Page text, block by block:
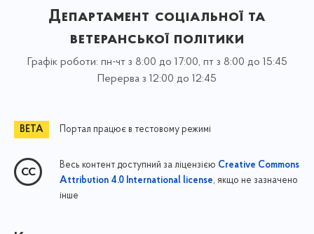
Департамент соціальної та
ветеранської політики
Графік роботи: пн-чт з 8:00 до 17:00, пт з 8:00 до 15:45
Перерва з 12:00 до 12:45
Портал працює в тестовому режимі
Весь контент доступний за ліцензією Creative Commons
Attribution 4.0 International license, якщо не зазначено
інше